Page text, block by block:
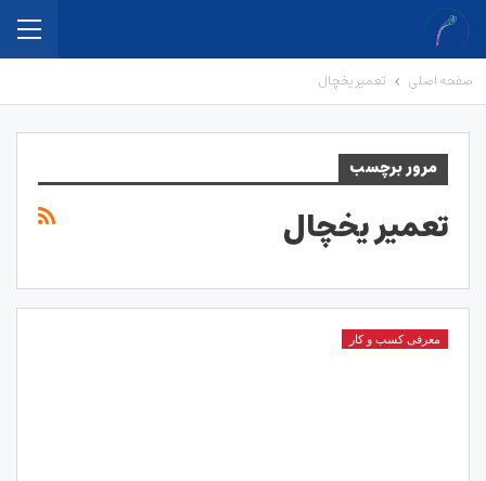
صفحه اصلی تعمیر یخچال
مرور برچسب
تعمیر یخچال
معرفی کسب و کار